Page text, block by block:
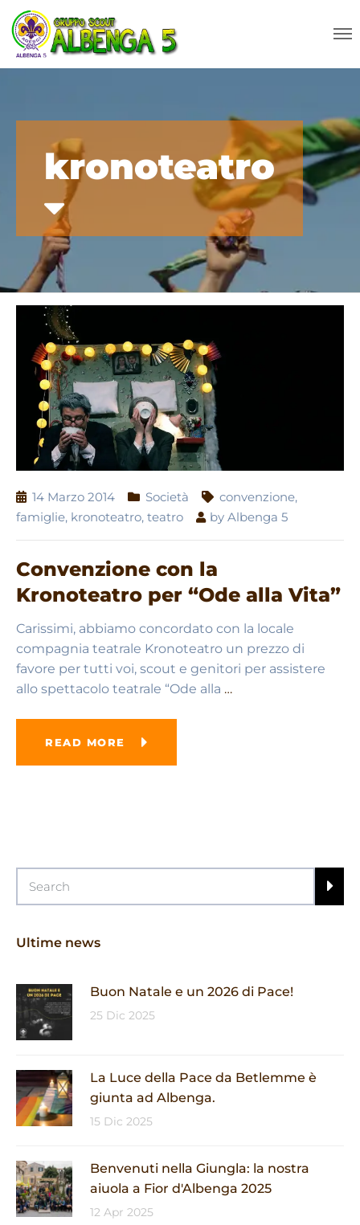
kronoteatro
14 Marzo 2014 Società convenzione,
famiglie, kronoteatro, teatro by Albenga 5
Convenzione con la
Kronoteatro per “Ode alla Vita”
Carissimi, abbiamo concordato con la locale
compagnia teatrale Kronoteatro un prezzo di
favore per tutti voi, scout e genitori per assistere
allo spettacolo teatrale “Ode alla …
READ MORE
Ultime news
Buon Natale e un 2026 di Pace!
25 Dic 2025
La Luce della Pace da Betlemme è
giunta ad Albenga.
15 Dic 2025
Benvenuti nella Giungla: la nostra
aiuola a Fior d'Albenga 2025
12 Apr 2025